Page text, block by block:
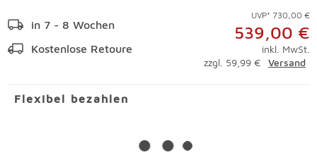
in 7 - 8 Wochen
Kostenlose Retoure
UVP* 730,00 €
539,00 €
inkl. MwSt.
zzgl. 59,99 €
Versand
Flexibel bezahlen